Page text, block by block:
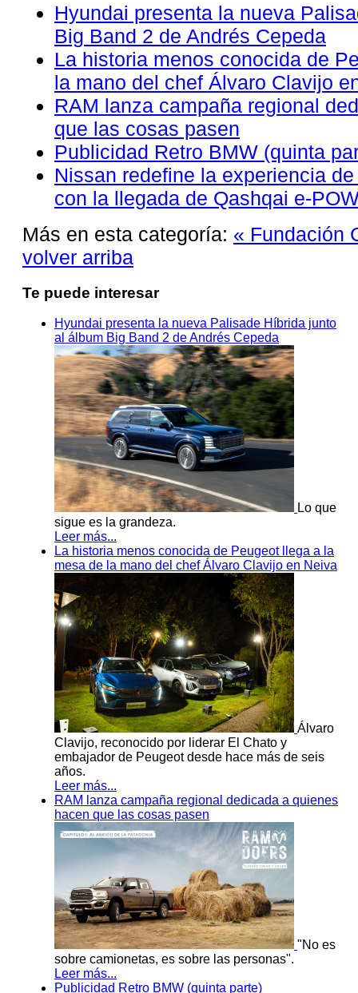
Hyundai presenta la nueva
Big Band 2 de Andrés Cepeda
La historia menos conocida de
la mano del chef Álvaro Clavijo
RAM lanza campaña regional
que las cosas pasen
Publicidad Retro BMW (quinta
Nissan redefine la experiencia
con la llegada de Qashqai e-
Más en esta categoría: « Fundación
volver arriba
Te puede interesar
Hyundai presenta la nueva Palisade Híbrida junto
al álbum Big Band 2 de Andrés Cepeda
Lo que
sigue es la grandeza.
Leer más...
La historia menos conocida de Peugeot llega a la
mesa de la mano del chef Álvaro Clavijo en Neiva
Álvaro
Clavijo, reconocido por liderar El Chato y
embajador de Peugeot desde hace más de seis
años.
Leer más...
RAM lanza campaña regional dedicada a quienes
hacen que las cosas pasen
"No es
sobre camionetas, es sobre las personas".
Leer más...
Publicidad Retro BMW (quinta parte)